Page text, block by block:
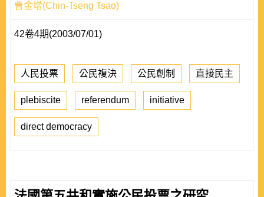
曹金增(Chin-Tseng Tsao)
42卷4期(2003/07/01)
人民投票 公民複決 公民創制 直接民主
plebiscite referendum initiative
direct democracy